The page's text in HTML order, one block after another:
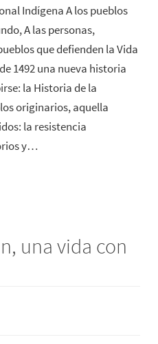
Indígena A los pueblos
A las personas,
que defienden la Vida
1492 una nueva historia
la Historia de la
originarios, aquella
la resistencia
y…
una vida con